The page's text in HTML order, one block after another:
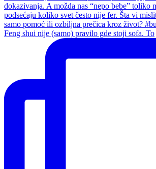
Feng shui nije (samo) pravilo gde stoji sofa. To